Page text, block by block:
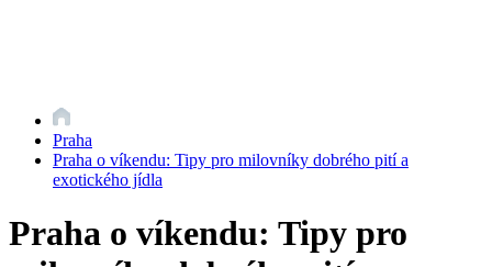
Praha
Praha o víkendu: Tipy pro milovníky dobrého pití a
exotického jídla
Praha o víkendu: Tipy pro